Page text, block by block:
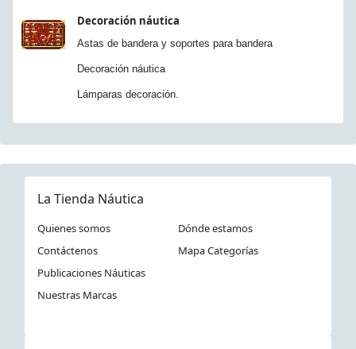
Decoración náutica
Astas de bandera y soportes para bandera
Decoración náutica
Lámparas decoración.
La Tienda Náutica
Quienes somos
Dónde estamos
Contáctenos
Mapa Categorías
Publicaciones Náuticas
Nuestras Marcas